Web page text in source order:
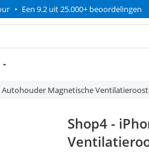
• Een 9.2 uit 25.000+ beoordelingen
Autohouder Magnetische
Shop4 -